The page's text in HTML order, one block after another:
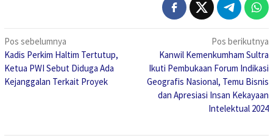
Navigasi
pos
Pos sebelumnya
Kadis Perkim Haltim Tertutup,
Ketua PWI Sebut Diduga Ada
Kejanggalan Terkait Proyek
Pos berikutnya
Kanwil Kemenkumham Sultra
Ikuti Pembukaan Forum Indikasi
Geografis Nasional, Temu Bisnis
dan Apresiasi Insan Kekayaan
Intelektual 2024